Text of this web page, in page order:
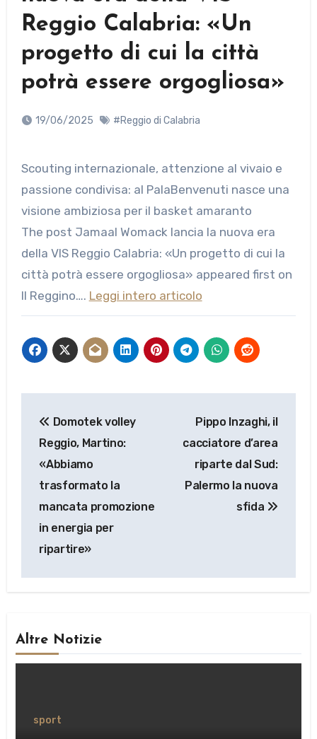
Reggio Calabria: «Un
progetto di cui la città
potrà essere orgogliosa»
19/06/2025 #Reggio di Calabria
Scouting internazionale, attenzione al vivaio e
passione condivisa: al PalaBenvenuti nasce una
visione ambiziosa per il basket amaranto
The post Jamaal Womack lancia la nuova era
della VIS Reggio Calabria: «Un progetto di cui la
città potrà essere orgogliosa» appeared first on
Il Reggino…. Leggi intero articolo
articoli
Domotek volley
Reggio, Martino:
«Abbiamo
trasformato la
mancata promozione
in energia per
ripartire»
Pippo Inzaghi, il
cacciatore d’area
riparte dal Sud:
Palermo la nuova
sfida
Altre Notizie
sport